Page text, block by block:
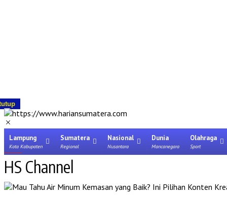
Lampung
Kota Kabupaten
Sumatera
Regional
Nasional
Nusantara
Dunia
Mancanegara
Olahraga
Sport
HS Channel